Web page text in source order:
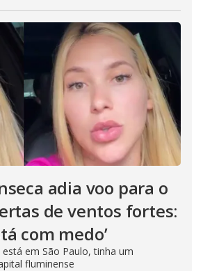
adia voo para o
de ventos fortes:
com medo’
em São Paulo, tinha um
fluminense